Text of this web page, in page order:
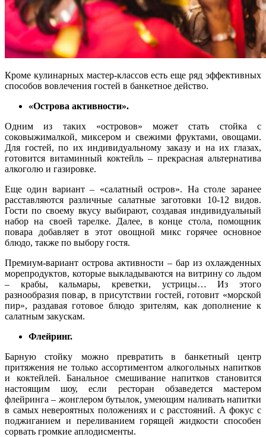
Кроме кулинарных мастер-классов есть еще ряд эффективных
способов вовлечения гостей в банкетное действо.
«Острова активности».
Одним из таких «островов» может стать стойка с
соковыжималкой, миксером и свежими фруктами, овощами.
Для гостей, по их индивидуальному заказу и на их глазах,
готовится витаминный коктейль – прекрасная альтернатива
алкоголю и газировке.
Еще один вариант – «салатный остров». На столе заранее
расставляются различные салатные заготовки 10-12 видов.
Гости по своему вкусу выбирают, создавая индивидуальный
набор на своей тарелке. Далее, в конце стола, помощник
повара добавляет в этот овощной микс горячее основное
блюдо, также по выбору гостя.
Премиум-вариант острова активности – бар из охлажденных
морепродуктов, которые выкладываются на витрину со льдом
– крабы, кальмары, креветки, устрицы… Из этого
разнообразия повар, в присутствии гостей, готовит «морской
пир», раздавая готовое блюдо зрителям, как дополнение к
салатным закускам.
Флейринг.
Барную стойку можно превратить в банкетный центр
притяжения не только ассортиментом алкогольных напитков
и коктейлей. Банальное смешивание напитков становится
настоящим шоу, если ресторан обзаведется мастером
флейринга – жонглером бутылок, умеющим наливать напитки
в самых невероятных положениях и с расстояний. А фокус с
поджиганием и переливанием горящей жидкости способен
сорвать громкие аплодисменты.